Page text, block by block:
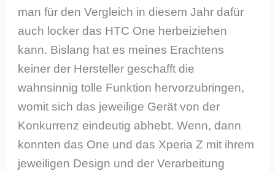
man für den Vergleich in diesem Jahr dafür
auch locker das HTC One herbeiziehen
kann. Bislang hat es meines Erachtens
keiner der Hersteller geschafft die
wahnsinnig tolle Funktion hervorzubringen,
womit sich das jeweilige Gerät von der
Konkurrenz eindeutig abhebt. Wenn, dann
konnten das One und das Xperia Z mit ihrem
jeweiligen Design und der Verarbeitung